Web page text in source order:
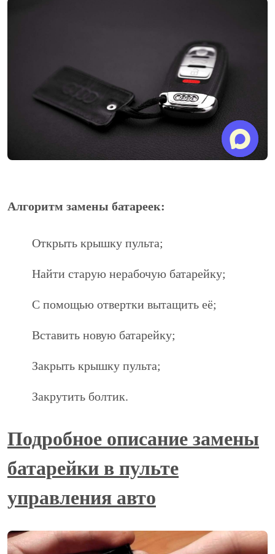
Алгоритм замены батареек:
Открыть крышку пульта;
Найти старую нерабочую батарейку;
С помощью отвертки вытащить её;
Вставить новую батарейку;
Закрыть крышку пульта;
Закрутить болтик.
Подробное описание замены
батарейки в пульте
управления авто